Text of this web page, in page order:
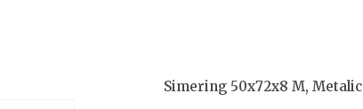
Simering 50x72x8 M, Metalic